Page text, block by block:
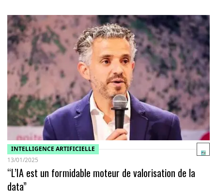
INTELLIGENCE ARTIFICIELLE
13/01/2025
“L’IA est un formidable moteur de valorisation de la
data”